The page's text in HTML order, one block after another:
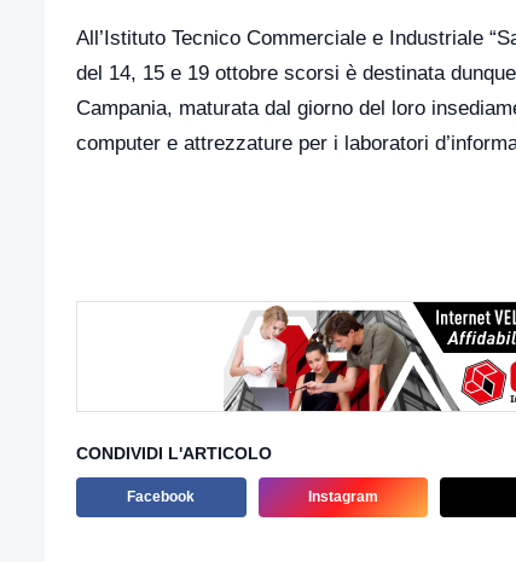
All’Istituto Tecnico Commerciale e Industriale
del 14, 15 e 19 ottobre scorsi è destinata
Campania, maturata dal giorno del loro
computer e attrezzature per i laboratori
CONDIVIDI L'ARTICOLO
Facebook Instagram